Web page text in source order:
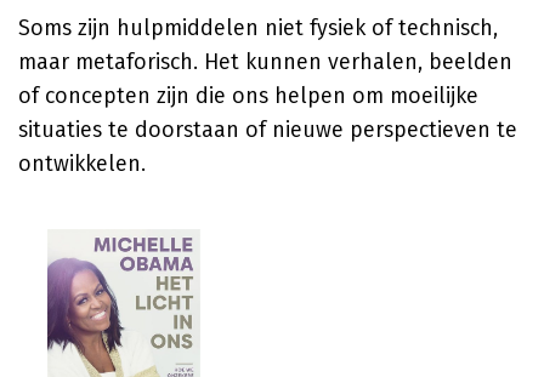
Soms zijn hulpmiddelen niet fysiek of technisch,
maar metaforisch. Het kunnen verhalen, beelden
of concepten zijn die ons helpen om moeilijke
situaties te doorstaan of nieuwe perspectieven te
ontwikkelen.